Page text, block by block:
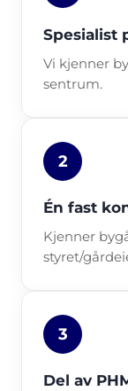
Spesialist
Vi kjenner
sentrum.
2
Én fast
Kjenner
styret/
3
Del av